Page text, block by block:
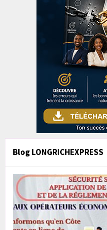
Blog LONGRICHEXPRESS